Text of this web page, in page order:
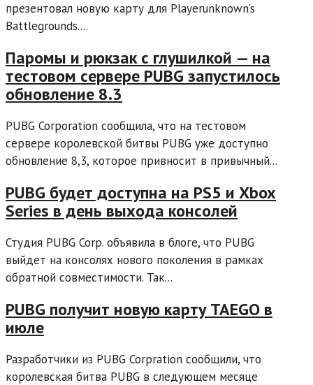
презентовал новую карту для Playerunknown’s
Battlegrounds....
Паромы и рюкзак с глушилкой — на
тестовом сервере PUBG запустилось
обновление 8.3
PUBG Corporation сообщила, что на тестовом
сервере королевской битвы PUBG уже доступно
обновление 8,3, которое привносит в привычный...
PUBG будет доступна на PS5 и Xbox
Series в день выхода консолей
Студия PUBG Corp. объявила в блоге, что PUBG
выйдет на консолях нового поколения в рамках
обратной совместимости. Так...
PUBG получит новую карту TAEGO в
июле
Разработчики из PUBG Corpration сообщили, что
королевская битва PUBG в следующем месяце